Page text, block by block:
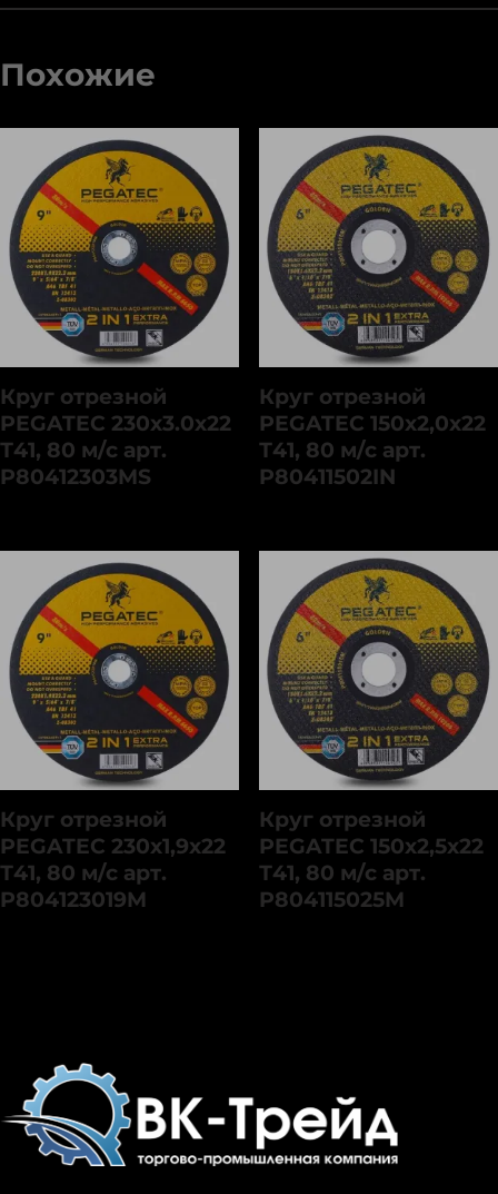
Похожие
Круг отрезной
PEGATEC 230х3.0х22
Т41, 80 м/с арт.
P80412303MS
Круг отрезной
PEGATEC 150х2,0х22
Т41, 80 м/с арт.
P80411502IN
Круг отрезной
PEGATEC 230х1,9х22
Т41, 80 м/с арт.
P804123019M
Круг отрезной
PEGATEC 150х2,5х22
Т41, 80 м/с арт.
P804115025M